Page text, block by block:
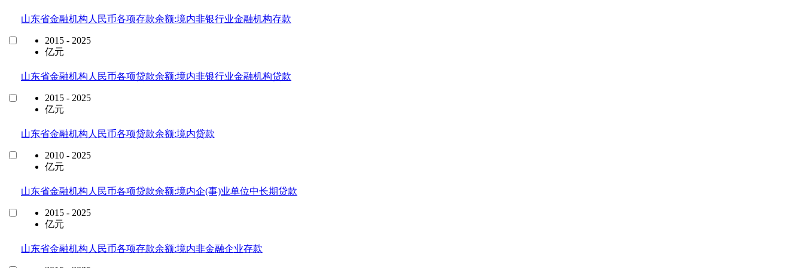
山东省金融机构人民币各项存款余额:境内非银行业金融机构存款
2015 - 2025
亿元
山东省金融机构人民币各项贷款余额:境内非银行业金融机构贷款
2015 - 2025
亿元
山东省金融机构人民币各项贷款余额:境内贷款
2010 - 2025
亿元
山东省金融机构人民币各项贷款余额:境内企(事)业单位中长期贷款
2015 - 2025
亿元
山东省金融机构人民币各项存款余额:境内非金融企业存款